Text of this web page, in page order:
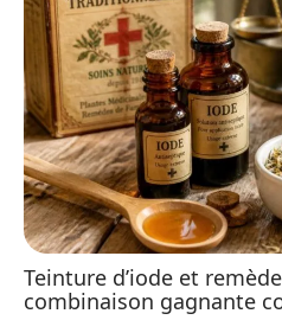
Teinture d’iode et
combinaison gagnante